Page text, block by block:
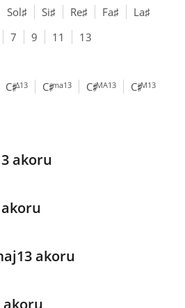
Sol♯ Si♯ Re♯ Fa♯ La♯
7 9 11 13
C♯Δ13 C♯ma13 C♯MA13 C♯M13
akoru
akoru